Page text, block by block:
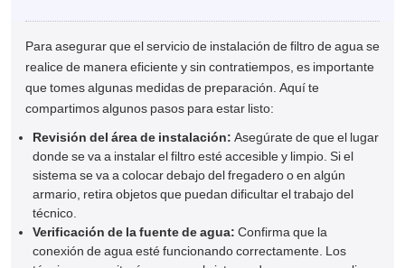
Para asegurar que el servicio de instalación de filtro de agua se
realice de manera eficiente y sin contratiempos, es importante
que tomes algunas medidas de preparación. Aquí te
compartimos algunos pasos para estar listo:
Revisión del área de instalación: Asegúrate de que el lugar
donde se va a instalar el filtro esté accesible y limpio. Si el
sistema se va a colocar debajo del fregadero o en algún
armario, retira objetos que puedan dificultar el trabajo del
técnico.
Verificación de la fuente de agua: Confirma que la
conexión de agua esté funcionando correctamente. Los